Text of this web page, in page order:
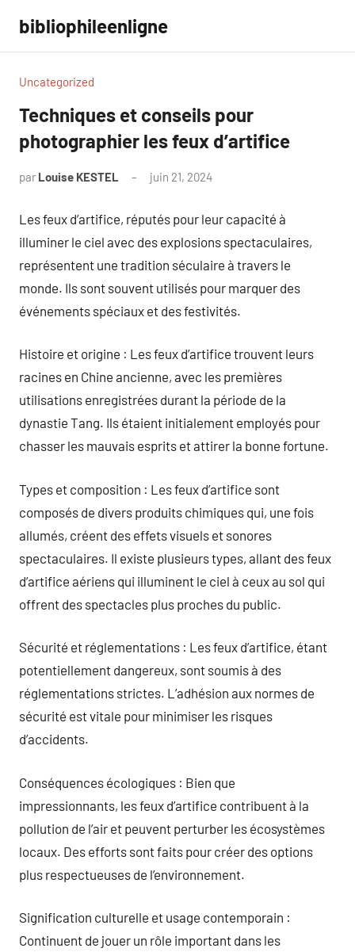
contenu
bibliophileenligne
Uncategorized
Techniques et conseils pour
photographier les feux d’artifice
par Louise KESTEL juin 21, 2024
Les feux d’artifice, réputés pour leur capacité à
illuminer le ciel avec des explosions spectaculaires,
représentent une tradition séculaire à travers le
monde. Ils sont souvent utilisés pour marquer des
événements spéciaux et des festivités.
Histoire et origine : Les feux d’artifice trouvent leurs
racines en Chine ancienne, avec les premières
utilisations enregistrées durant la période de la
dynastie Tang. Ils étaient initialement employés pour
chasser les mauvais esprits et attirer la bonne fortune.
Types et composition : Les feux d’artifice sont
composés de divers produits chimiques qui, une fois
allumés, créent des effets visuels et sonores
spectaculaires. Il existe plusieurs types, allant des feux
d’artifice aériens qui illuminent le ciel à ceux au sol qui
offrent des spectacles plus proches du public.
Sécurité et réglementations : Les feux d’artifice, étant
potentiellement dangereux, sont soumis à des
réglementations strictes. L’adhésion aux normes de
sécurité est vitale pour minimiser les risques
d’accidents.
Conséquences écologiques : Bien que
impressionnants, les feux d’artifice contribuent à la
pollution de l’air et peuvent perturber les écosystèmes
locaux. Des efforts sont faits pour créer des options
plus respectueuses de l’environnement.
Signification culturelle et usage contemporain :
Continuent de jouer un rôle important dans les